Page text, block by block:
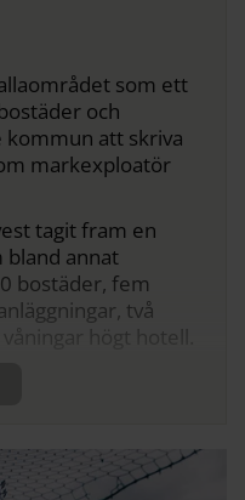
som ett
och
att skriva
markexploatör
tagit fram en
bland annat
bostäder, fem
två
högt hotell.